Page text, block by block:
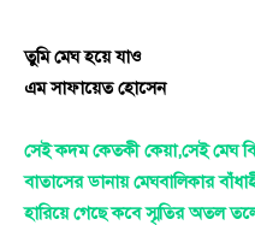
তুমি মেঘ হয়ে যাও
এম সাফায়েত হোসেন
সেই কদম কেতকী কেয়া,সেই মেঘ
বাতাসের ডানায় মেঘবালিকার
হারিয়ে গেছে কবে স্মৃতির অতল